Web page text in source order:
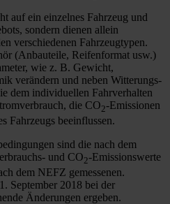
auf ein einzelnes Fahrzeug und
sondern dienen allein
verschiedenen Fahrzeugtypen.
(Anbauteile, Reifenformat usw.)
wie z. B. Gewicht,
verändern und neben Witterungs-
dem individuellen Fahrverhalten
die CO2-Emissionen
Fahrzeugs beeinflussen.
sind die nach dem
und CO2-Emissionswerte
dem NEFZ gemessenen.
September 2018 bei der
Änderungen ergeben.